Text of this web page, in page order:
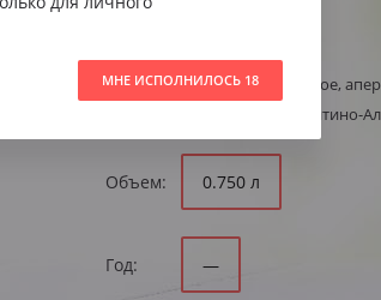
Виноград
Стиль Свежее, легкое,
Италия, Трентино-
Объем: 0.750 л
Год: —
МНЕ ИСПОЛНИЛОСЬ 18